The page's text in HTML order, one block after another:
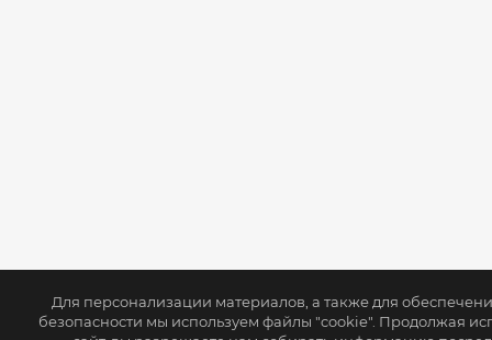
Для персонализации материалов, а также для
безопасности мы используем файлы "cookie". Продолжая